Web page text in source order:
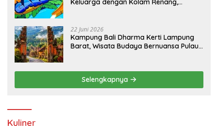
Keluarga dengan Kolam Renang,
22 Juni 2026
Kampung Bali Dharma Kerti Lampung
Barat, Wisata Budaya Bernuansa Pulau
Selengkapnya
Kuliner